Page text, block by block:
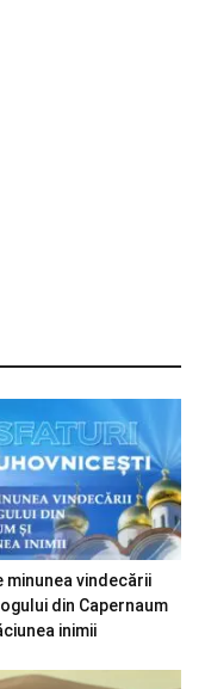
minunea vindecării
din Capernaum
inimii